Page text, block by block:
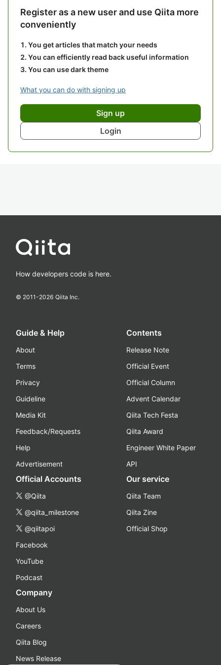
Register as a new user and use Qiita more
conveniently
You get articles that match your needs
You can efficiently read back useful information
You can use dark theme
What you can do with signing up
Sign up
Login
How developers code is here.
© 2011-2026 Qiita Inc.
Guide & Help
About
Terms
Privacy
Guideline
Media Kit
Feedback/Requests
Help
Advertisement
Contents
Release Note
Official Event
Official Column
Advent Calendar
Qiita Tech Festa
Qiita Award
Engineer White Paper
API
Official Accounts
@Qiita
@qiita_milestone
@qiitapoi
Facebook
YouTube
Podcast
Our service
Qiita Team
Qiita Zine
Official Shop
Company
About Us
Careers
Qiita Blog
News Release